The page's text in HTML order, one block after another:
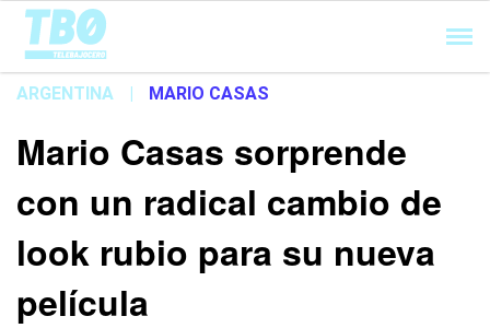
Cargando...
ARGENTINA | MARIO CASAS
Mario Casas sorprende
con un radical cambio de
look rubio para su nueva
película